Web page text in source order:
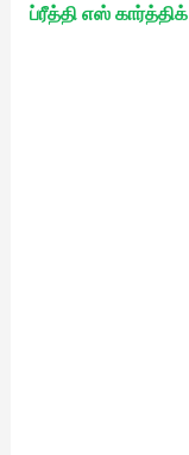
ப்ரீத்தி எஸ் கார்த்திக்